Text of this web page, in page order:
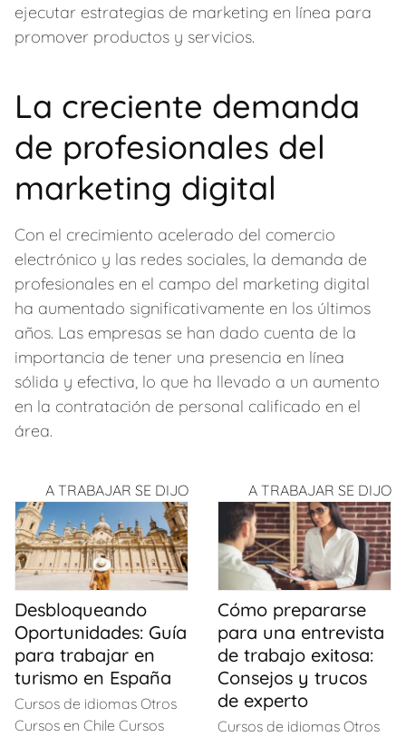
ejecutar estrategias de marketing en línea para
promover productos y servicios.
La creciente demanda
de profesionales del
marketing digital
Con el crecimiento acelerado del comercio
electrónico y las redes sociales, la demanda de
profesionales en el campo del marketing digital
ha aumentado significativamente en los últimos
años. Las empresas se han dado cuenta de la
importancia de tener una presencia en línea
sólida y efectiva, lo que ha llevado a un aumento
en la contratación de personal calificado en el
área.
A TRABAJAR SE DIJO
Desbloqueando
Oportunidades: Guía
para trabajar en
turismo en España
Cursos de idiomas Otros
Cursos en Chile Cursos
A TRABAJAR SE DIJO
Cómo prepararse
para una entrevista
de trabajo exitosa:
Consejos y trucos
de experto
Cursos de idiomas Otros